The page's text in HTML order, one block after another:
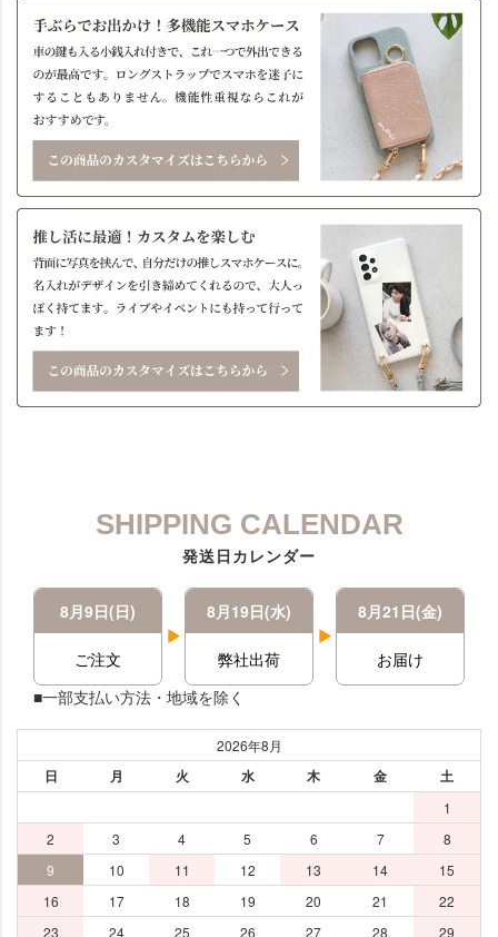
SHIPPING CALENDAR
発送日カレンダー